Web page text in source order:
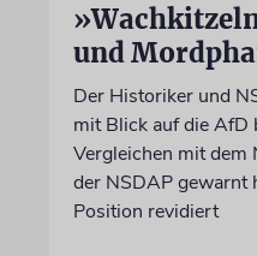
und
Der Historiker und
mit Blick auf die AfD
Vergleichen mit dem
der NSDAP gewarnt
Position revidiert